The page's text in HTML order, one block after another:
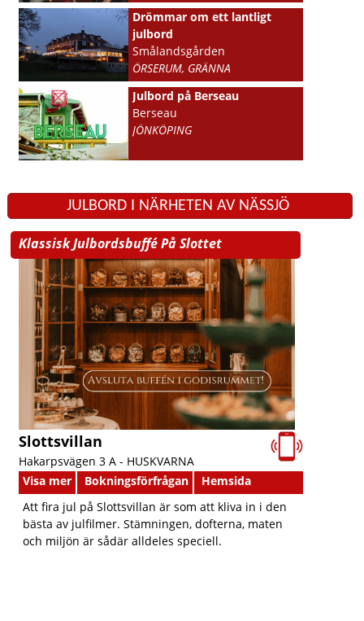
Drömmar om ett lantligt
julbord
Smålandsgården
ÖRSERUM, GRÄNNA
Julbord på Berseau
Berseau
JÖNKÖPING
JULBORD I NÄRHETEN AV NÄSSJÖ
Klassisk Julbordsbuffé På Slottet
Slottsvillan
Hakarpsvägen 3 A - HUSKVARNA
Visa mer
Bokningsförfrågan
Hemsida
Att fira jul på Slottsvillan är som att kliva in i den
bästa av julfilmer. Stämningen, dofterna, maten
och miljön är sådär alldeles speciell.